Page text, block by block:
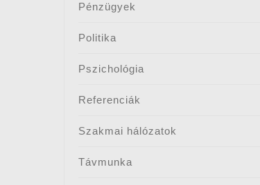
Pénzügyek
Politika
Pszichológia
Referenciák
Szakmai hálózatok
Távmunka